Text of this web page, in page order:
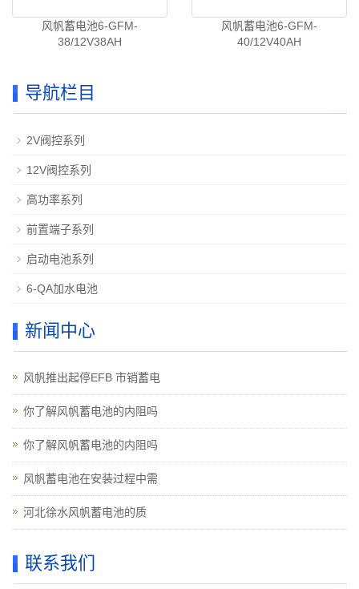
风帆蓄电池6-GFM-
38/12V38AH
风帆蓄电池6-GFM-
40/12V40AH
导航栏目
2V阀控系列
12V阀控系列
高功率系列
前置端子系列
启动电池系列
6-QA加水电池
新闻中心
风帆推出起停EFB 市销蓄电
你了解风帆蓄电池的内阻吗
你了解风帆蓄电池的内阻吗
风帆蓄电池在安装过程中需
河北徐水风帆蓄电池的质
联系我们